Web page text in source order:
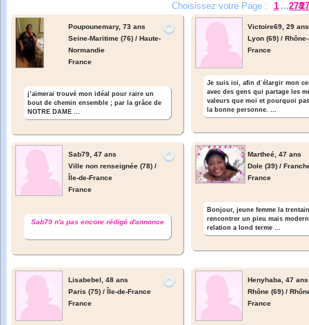
Choisissez votre Page : 1 ...278
Poupounemary, 73 ans
Seine-Maritime (76) / Haute-
Normandie
France
j’aimerai trouvé mon idéal pour raire un
bout de chemin ensemble ; par la grâce de
NOTRE DAME ...
Victoire69, 29 ans
Lyon (69) /
France
Je suis ici, afin dʾélargir mon
avec des gens qui partage les
valeurs que moi et pourquoi
la bonne personne. ...
Sab79, 47 ans
Ville non renseignée (78) /
Île-de-France
France
Sab79 n'a pas encore rédigé d'annonce
Martheé, 47 ans
Dole (39) /
France
Bonjour, jeune femme la
rencontrer un pieu mais
relation a lond terme ...
Lisabebel,
48 ans
Paris (75) / Île-de-France
France
Henyhaba,
47 ans
Rhône (69) /
France